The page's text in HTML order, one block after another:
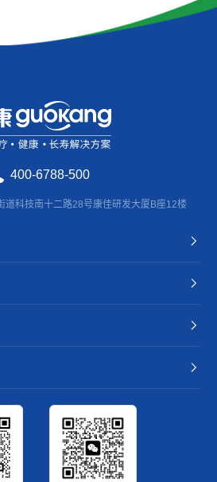
400-6788-500
道科技南十二路28号康佳研发大厦B座12楼